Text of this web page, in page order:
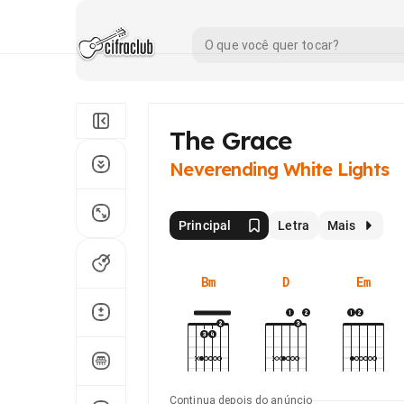
The Grace
Neverending White Lights
Principal Letra Mais
Bm D Em
Continua depois do anúncio